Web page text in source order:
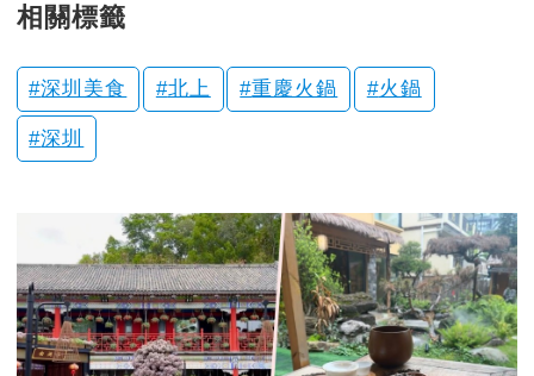
相關標籤
深圳美食 北上 重慶火鍋 火鍋
深圳